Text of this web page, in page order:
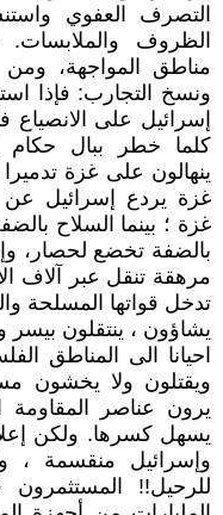
التصرف العفوي
الظروف
مناطق المواجهة، ومن
ونسخ التجارب: فإذا
إسرائيل على
كلما خطر ببال حكام
ينهالون على غزة
غزة يردع إسرائيل عن
غزة ؛ بينما السلاح
بالضفة تخضع لحصار،
مرهقة تنقل عبر آلاف
تدخل قواتها المسلحة
يشاؤون ، ينتقلون
احيانا الى المناطق
ويقتلون ولا يخشون
يرون عناصر المقاومة
يسهل كسرها. ولكن
وإسرائيل منقسمة ،
للرحيل!!